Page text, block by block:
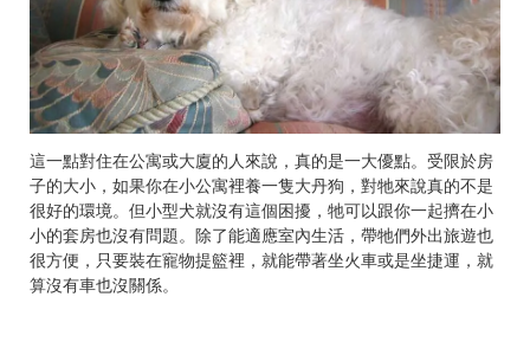
這一點對住在公寓或大廈的人來說，真的是一大優點。受限於房
子的大小，如果你在小公寓裡養一隻大丹狗，對牠來說真的不是
很好的環境。但小型犬就沒有這個困擾，牠可以跟你一起擠在小
小的套房也沒有問題。除了能適應室內生活，帶牠們外出旅遊也
很方便，只要裝在寵物提籃裡，就能帶著坐火車或是坐捷運，就
算沒有車也沒關係。